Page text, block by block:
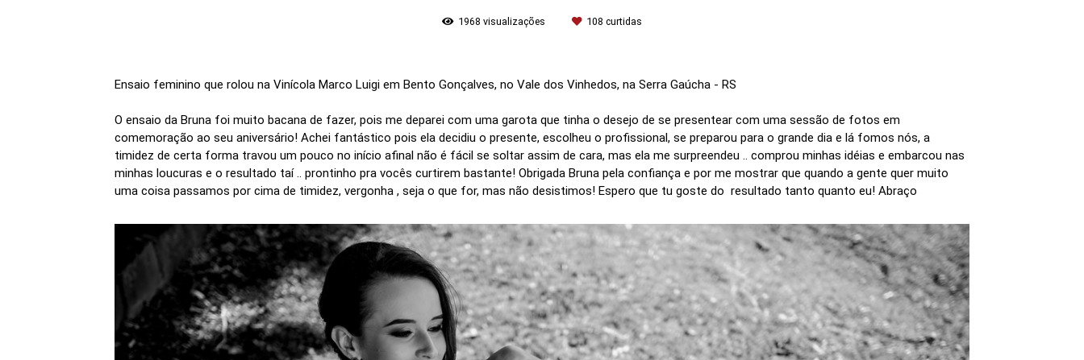
1968 visualizações 108 curtidas
Ensaio feminino que rolou na Vinícola Marco Luigi em Bento Gonçalves, no Vale dos Vinhedos, na Serra Gaúcha - RS
O ensaio da Bruna foi muito bacana de fazer, pois me deparei com uma garota que tinha o desejo de se presentear com uma sessão de fotos em
comemoração ao seu aniversário! Achei fantástico pois ela decidiu o presente, escolheu o profissional, se preparou para o grande dia e lá fomos nós, a
timidez de certa forma travou um pouco no início afinal não é fácil se soltar assim de cara, mas ela me surpreendeu .. comprou minhas idéias e embarcou nas
minhas loucuras e o resultado taí .. prontinho pra vocês curtirem bastante! Obrigada Bruna pela confiança e por me mostrar que quando a gente quer muito
uma coisa passamos por cima de timidez, vergonha , seja o que for, mas não desistimos! Espero que tu goste do resultado tanto quanto eu! Abraço